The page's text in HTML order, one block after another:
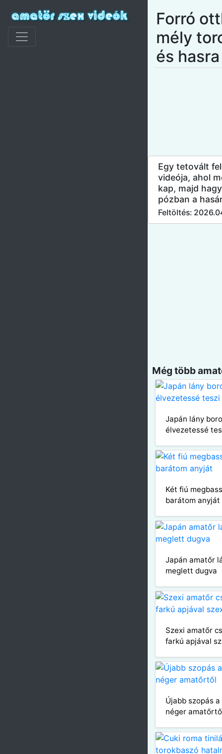
Forró
mély
és
Egy tetovált
videója, ahol
kap, majd
pózban a
Feltöltés:
Még több
Japán lány
élvezetessé
Két fiú
barátom anyját
Japán amatőr
meglett dugva
Szexi amatőr
farkú apjával
Újabb szopás
néger